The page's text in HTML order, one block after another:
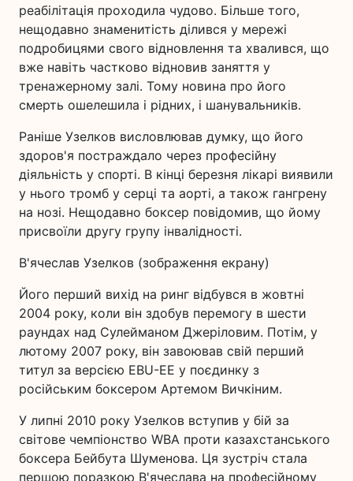
реабілітація проходила чудово. Більше того,
нещодавно знаменитість ділився у мережі
подробицями свого відновлення та хвалився, що
вже навіть частково відновив заняття у
тренажерному залі. Тому новина про його
смерть ошелешила і рідних, і шанувальників.
Раніше Узелков висловлював думку, що його
здоров'я постраждало через професійну
діяльність у спорті. В кінці березня лікарі виявили
у нього тромб у серці та аорті, а також гангрену
на нозі. Нещодавно боксер повідомив, що йому
присвоїли другу групу інвалідності.
В'ячеслав Узелков (зображення екрану)
Його перший вихід на ринг відбувся в жовтні
2004 року, коли він здобув перемогу в шести
раундах над Сулейманом Джеріловим. Потім, у
лютому 2007 року, він завоював свій перший
титул за версією EBU-EE у поєдинку з
російським боксером Артемом Вичкіним.
У липні 2010 року Узелков вступив у бій за
світове чемпіонство WBA проти казахстанського
боксера Бейбута Шуменова. Ця зустріч стала
першою поразкою В'ячеслава на професійному